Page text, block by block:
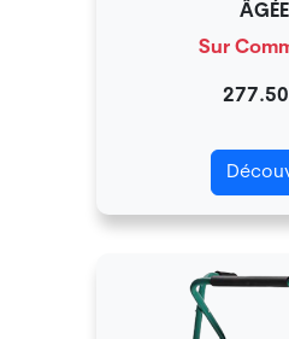
Sur
277.50